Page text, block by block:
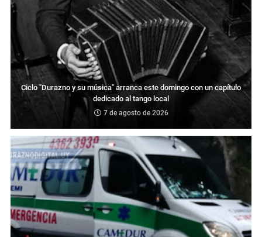
Ciclo "Durazno y su música" arranca este domingo con un capítulo
dedicado al tango local
7 de agosto de 2026